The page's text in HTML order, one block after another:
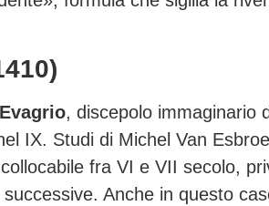
Evagrio, discepolo immaginario
IX. Studi di Michel Van
fra VI e VII secolo,
Anche in questo